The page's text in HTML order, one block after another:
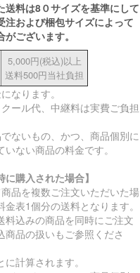
送料は8０サイズを基準にして
注および梱包サイズによって
ございます。
5,000円(税込)以上
送料500円当社負担
なります。
ール代、中継料は実費ご負担
ないもの、かつ、商品個別に
ない商品の料金です。
に購入された場合】
品を複数ご注文いただいた場
表1個分の送料となります。
料込みの商品を同時にご注文
商品の扱いもご参照くださ
計算されます。